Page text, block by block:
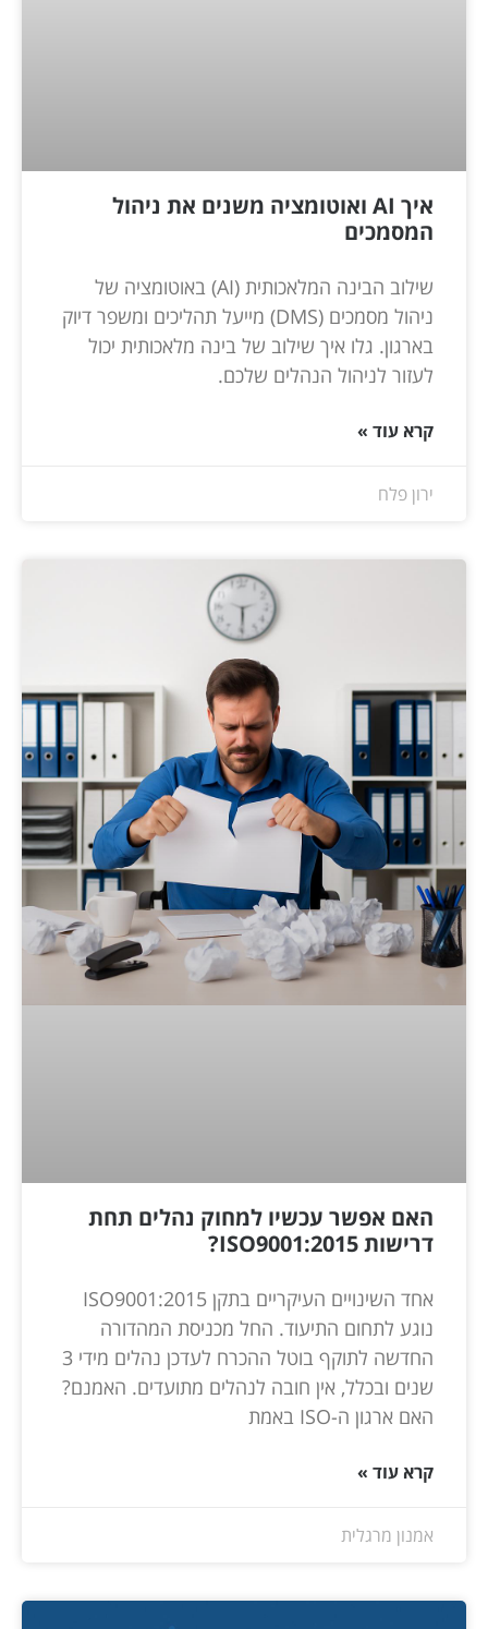
איך AI ואוטומציה משנים את ניהול
המסמכים
שילוב הבינה המלאכותית (AI) באוטומציה של
ניהול מסמכים (DMS) מייעל תהליכים ומשפר דיוק
בארגון. גלו איך שילוב של בינה מלאכותית יכול
לעזור לניהול הנהלים שלכם.
קרא עוד »
ירון פלח
האם אפשר עכשיו למחוק נהלים תחת
דרישות ISO9001:2015?
אחד השינויים העיקריים בתקן ISO9001:2015
נוגע לתחום התיעוד. החל מכניסת המהדורה
החדשה לתוקף בוטל ההכרח לעדכן נהלים מידי 3
שנים ובכלל, אין חובה לנהלים מתועדים. האמנם?
האם ארגון ה-ISO באמת
קרא עוד »
אמנון מרגלית